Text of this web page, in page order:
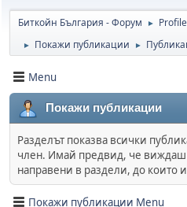
Биткойн България - Форум ►
► Покажи публикации ►
Menu
Покажи публикации
Разделът показва всички
член. Имай предвид, че виждаш
направени в раздели, до които
Покажи публикации Menu